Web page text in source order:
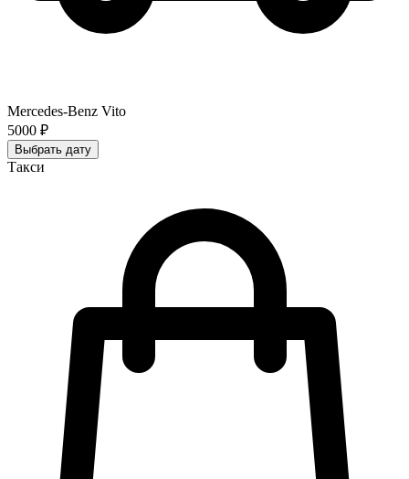
Mercedes-Benz Vito
5000 ₽
Выбрать дату
Такси